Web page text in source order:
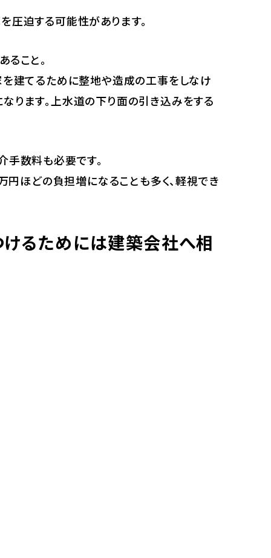
圧迫する可能性があります。
こと。
を建てるために整地や造成の工事をしなけ
ります。上水道の下り面の引き込みをする
手数料も必要です。
ほどの負担増になることも多く、軽視でき
るためには建築会社へ相